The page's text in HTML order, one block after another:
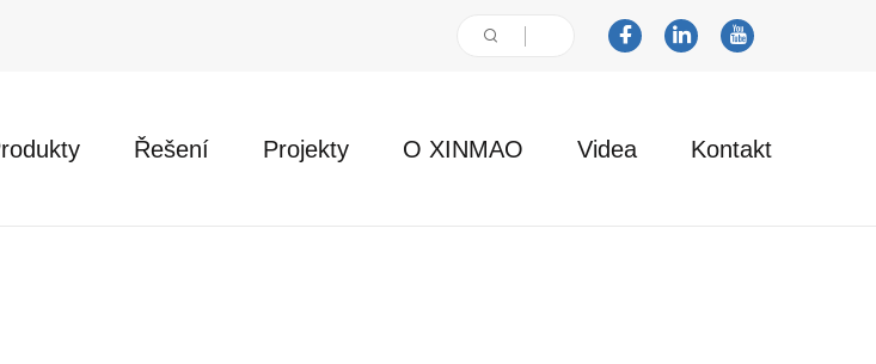
Řešení Projekty O XINMAO Videa Kontakt